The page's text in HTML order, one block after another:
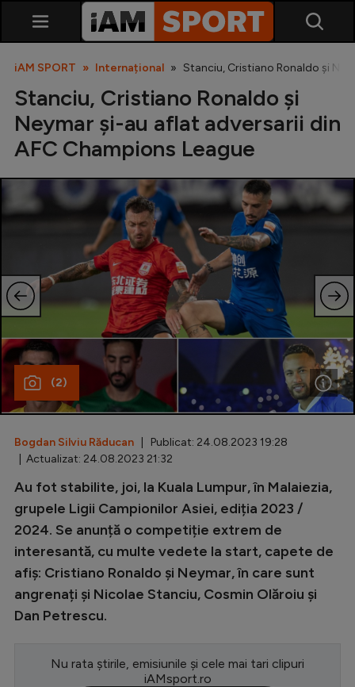
SuperLiga
Liga 2
Cupa României
Echipa Națională
U21
Fotbal feminin
Special
Diverse
Inedit
Champions League
Europa League
Conference League
Premier League
iAM SPORT Internațional Stanciu, Cristiano Ronaldo și
Stanciu, Cristiano Ronaldo și
Neymar și-au aflat adversarii din
AFC Champions League
(2)
Bogdan Silviu Răducan | Publicat: 24.08.2023 19:28
| Actualizat: 24.08.2023 21:32
Au fot stabilite, joi, la Kuala Lumpur, în Malaiezia,
grupele Ligii Campionilor Asiei, ediția 2023 /
2024. Se anunță o competiție extrem de
interesantă, cu multe vedete la start, capete de
afiș: Cristiano Ronaldo și Neymar, în care sunt
angrenați și Nicolae Stanciu, Cosmin Olăroiu și
Dan Petrescu.
Nu rata știrile, emisiunile și cele mai tari clipuri
iAMsport.ro